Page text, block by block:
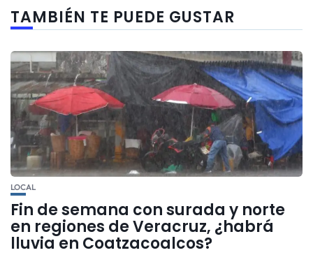
TAMBIÉN TE PUEDE GUSTAR
LOCAL
Fin de semana con surada y norte
en regiones de Veracruz, ¿habrá
lluvia en Coatzacoalcos?